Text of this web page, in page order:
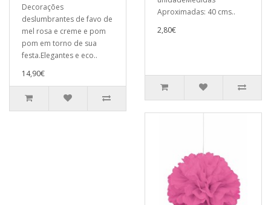
Decorações
deslumbrantes de favo de
mel rosa e creme e pom
pom em torno de sua
festa.Elegantes e eco..
14,90€
Aproximadas: 40 cms..
2,80€